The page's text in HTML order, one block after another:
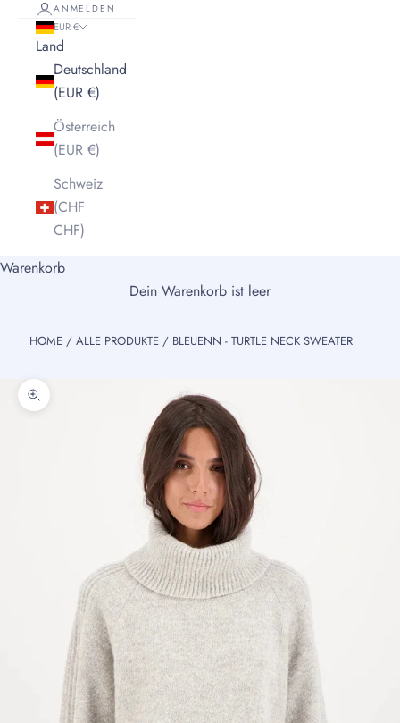
ANMELDEN
EUR €
Land
Deutschland
(EUR €)
Österreich
(EUR €)
Schweiz
(CHF
CHF)
Warenkorb
Dein Warenkorb ist leer
HOME / ALLE PRODUKTE / BLEUENN - TURTLE NECK SWEATER
Bild vergrößern